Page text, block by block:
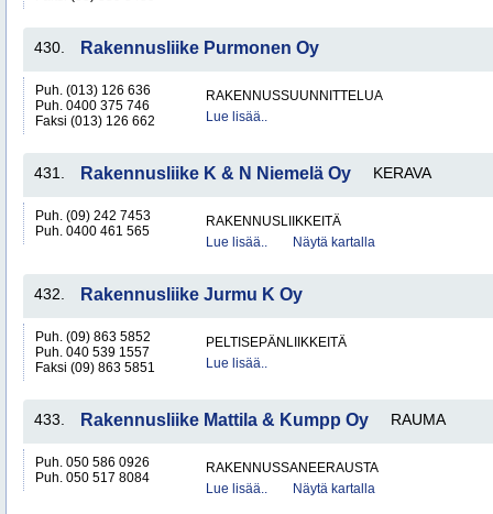
430. Rakennusliike Purmonen Oy
Puh. (013) 126 636
Puh. 0400 375 746
Faksi (013) 126 662
RAKENNUSSUUNNITTELUA
Lue lisää..
431. Rakennusliike K & N Niemelä Oy KERAVA
Puh. (09) 242 7453
Puh. 0400 461 565
RAKENNUSLIIKKEITÄ
Lue lisää..
Näytä kartalla
432. Rakennusliike Jurmu K Oy
Puh. (09) 863 5852
Puh. 040 539 1557
Faksi (09) 863 5851
PELTISEPÄNLIIKKEITÄ
Lue lisää..
433. Rakennusliike Mattila & Kumpp Oy RAUMA
Puh. 050 586 0926
Puh. 050 517 8084
RAKENNUSSANEERAUSTA
Lue lisää..
Näytä kartalla